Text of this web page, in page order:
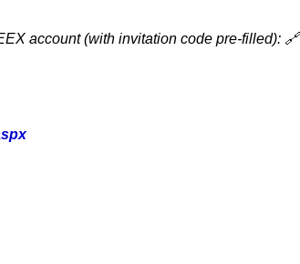
account (with invitation code pre-filled): 🔗